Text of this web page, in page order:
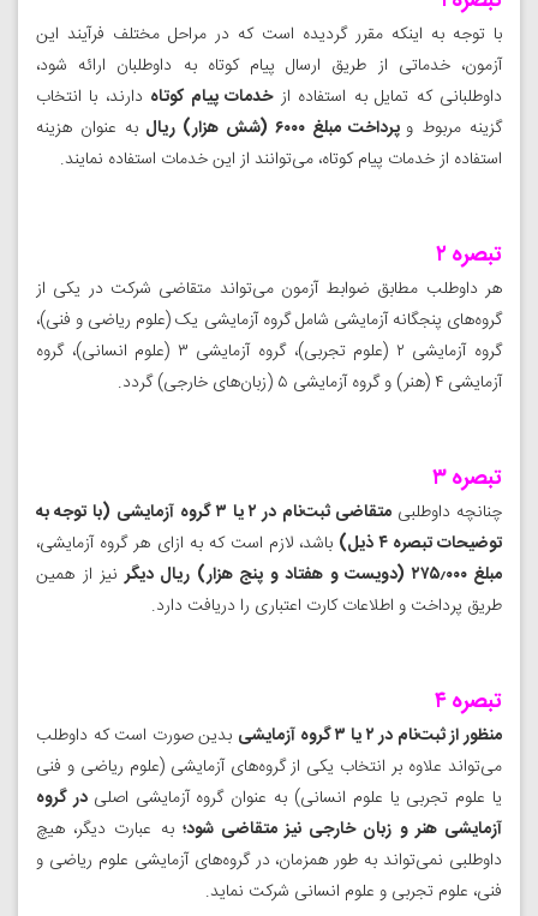
با توجه به اینکه مقرر گردیده است که در مراحل مختلف فرآیند این
آزمون، خدماتی از طریق ارسال پیام کوتاه به داوطلبان ارائه شود،
داوطلبانی که تمایل به استفاده ازخدمات پیام کوتاه دارند، با انتخاب
گزینه مربوط وپرداخت مبلغ ۶۰۰۰ (شش هزار) ریال
به عنوان هزینه
استفاده از خدمات پیام کوتاه، می‌توانند از این خدمات استفاده نمایند.
تبصره ۲
هر داوطلب مطابق ضوابط آزمون می‌تواند متقاضی شرکت در یکی از
گروه‌های پنجگانه آزمایشی شامل گروه آزمایشی یک (علوم ریاضی و فنی)،
گروه آزمایشی ۲ (علوم تجربی)، گروه آزمایشی ۳ (علوم انسانی)، گروه
آزمایشی ۴ (هنر) و گروه آزمایشی ۵ (زبان‌های خارجی) گردد.
تبصره ۳
چنانچه داوطلبی متقاضی ثبت‌نام در ۲ یا ۳ گروه آزمایشی
(با توجه به
توضیحات تبصره ۴ ذیل) ‌
باشد، لازم است که به ازای هر گروه آزمایشی،
مبلغ ۲۷۵٫۰۰۰ (دویست و هفتاد و پنج هزار) ریال دیگر
نیز از همین
طریق پرداخت و اطلاعات کارت اعتباری را دریافت دارد.
تبصره ۴
منظور از ثبت‌نام در ۲ یا ۳ گروه آزمایشی
بدین صورت است که داوطلب
می‌تواند علاوه بر انتخاب یکی از گروه‌های آزمایشی (علوم ریاضی و فنی
یا علوم تجربی یا علوم انسانی) به عنوان گروه آزمایشی اصلی در گروه
آزمایشی هنر و زبان خارجی نیز متقاضی شود؛ به عبارت دیگر، هیچ
داوطلبی نمی‌تواند به طور همزمان، در گروه‌های آزمایشی علوم ریاضی و
فنی، علوم تجربی و علوم انسانی شرکت نماید.